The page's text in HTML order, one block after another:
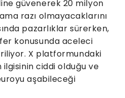
güvenerek 20 milyon
razı olmayacaklarını
pazarlıklar sürerken,
konusunda aceleci
X platformundaki
ilgisinin ciddi olduğu ve
aşabileceği